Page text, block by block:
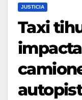
JUSTICIA
Taxi